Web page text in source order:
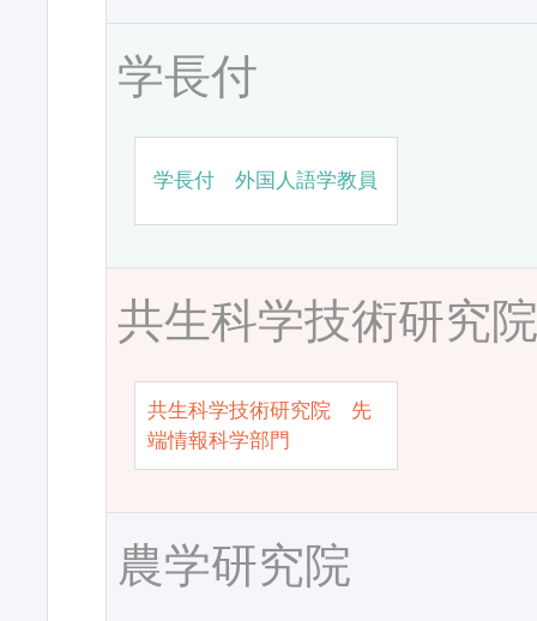
学長付
学長付 外国人語学教員
共生科学技術研究
共生科学技術研究院 先
端情報科学部門
農学研究院